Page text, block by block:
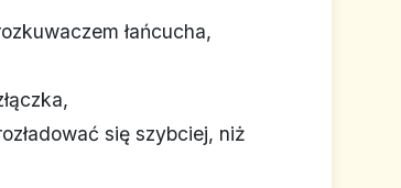
łańcucha,
się szybciej, niż